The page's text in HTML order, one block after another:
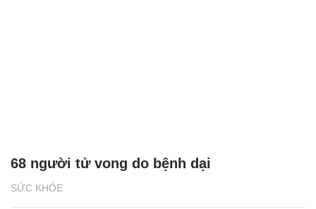
SỨC KHỎE
68 người tử vong do bệnh dại